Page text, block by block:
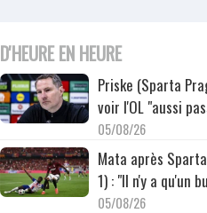
D'HEURE EN HEURE
Priske (Sparta
voir l'OL "aussi
05/08/26
Mata après
1) : "Il n'y a qu'un
05/08/26